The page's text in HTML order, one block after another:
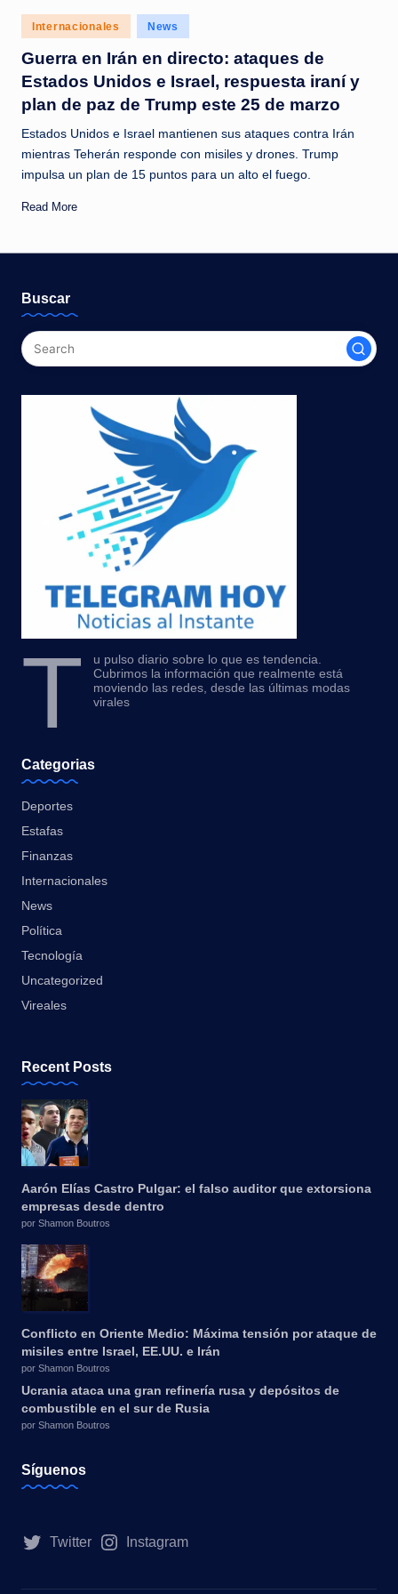
c
i
a
s
a
l
i
n
a
n
t
e
Posted
in
Internacionales News
Guerra en Irán en directo: ataques de
Estados Unidos e Israel, respuesta iraní y
plan de paz de Trump este 25 de marzo
Estados Unidos e Israel mantienen sus ataques contra Irán
mientras Teherán responde con misiles y drones. Trump
impulsa un plan de 15 puntos para un alto el fuego. ​
Read More
Buscar
T
u pulso diario sobre lo que es tendencia.
Cubrimos la información que realmente está
moviendo las redes, desde las últimas modas
virales
Categorias
Deportes
Estafas
Finanzas
Internacionales
News
Política
Tecnología
Uncategorized
Vireales
Recent Posts
Aarón Elías Castro Pulgar: el falso auditor que extorsiona
empresas desde dentro
por Shamon Boutros
Conflicto en Oriente Medio: Máxima tensión por ataque de
misiles entre Israel, EE.UU. e Irán
por Shamon Boutros
Ucrania ataca una gran refinería rusa y depósitos de
combustible en el sur de Rusia
por Shamon Boutros
Síguenos
Twitter Instagram